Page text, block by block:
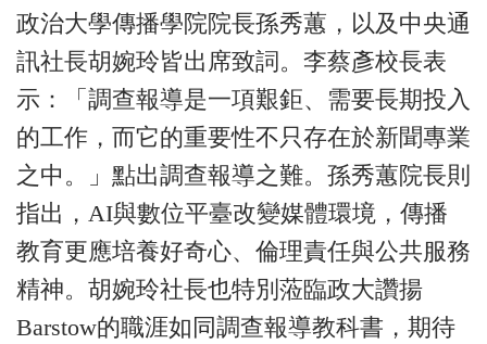
政治大學傳播學院院長孫秀蕙，以及中央通
訊社長胡婉玲皆出席致詞。李蔡彥校長表
示：「調查報導是一項艱鉅、需要長期投入
的工作，而它的重要性不只存在於新聞專業
之中。」點出調查報導之難。孫秀蕙院長則
指出，AI與數位平臺改變媒體環境，傳播
教育更應培養好奇心、倫理責任與公共服務
精神。胡婉玲社長也特別蒞臨政大讚揚
Barstow的職涯如同調查報導教科書，期待